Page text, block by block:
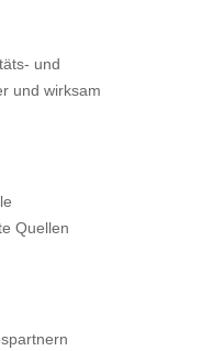
und
und wirksam
Quellen